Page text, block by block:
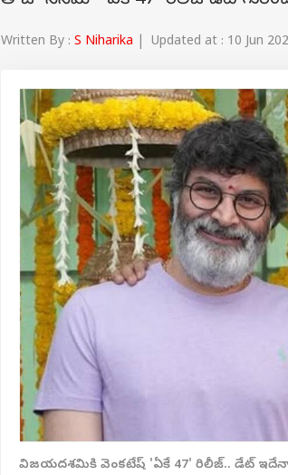
Written By : S Niharika | Updated at : 10 Jun
విజయదశమికి వెంకటేష్ 'ఏకే 47' రిలీజ్.. డేట్